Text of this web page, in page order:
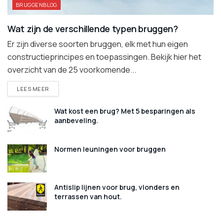
BRUGGENBLOG
Wat zijn de verschillende typen bruggen?
Er zijn diverse soorten bruggen, elk met hun eigen
constructieprincipes en toepassingen. Bekijk hier het
overzicht van de 25 voorkomende...
LEES MEER
Wat kost een brug? Met 5 besparingen als
aanbeveling.
Normen leuningen voor bruggen
Antislip lijnen voor brug, vlonders en
terrassen van hout.